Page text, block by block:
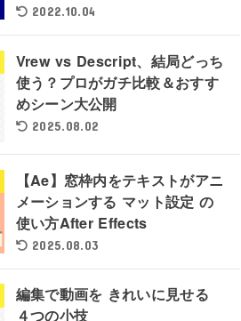
2022.10.04
Vrew vs Descript、結局どっち
使う？プロがガチ比較＆おすす
めシーン大公開
2025.08.02
【Ae】窓枠内をテキストがアニ
メーションする マット設定 の
使い方After Effects
2025.08.03
編集で動画を きれいに見せる
４つの小技